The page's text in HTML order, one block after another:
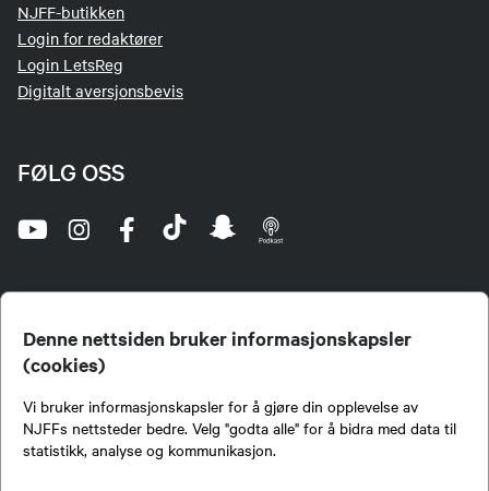
Denne nettsiden bruker informasjonskapsler
(cookies)
Vi bruker informasjonskapsler for å gjøre din opplevelse av
NJFFs nettsteder bedre. Velg "godta alle" for å bidra med data til
statistikk, analyse og kommunikasjon.
NJFF-butikken
Login for redaktører
Login LetsReg
Digitalt aversjonsbevis
FØLG OSS
jegere og sportsfiskere og et av de viktigste miljøene for formidling av kunnskap om jakt og
fiske i Norge. Vi er en partipolitisk nøytral organisasjon, men har et sterkt jakt-, fiske-, og
naturpolitisk engasjement i mange saker.